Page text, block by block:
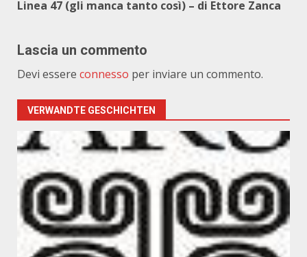
Linea 47 (gli manca tanto così) – di Ettore Zanca
Lascia un commento
Devi essere connesso per inviare un commento.
VERWANDTE GESCHICHTEN